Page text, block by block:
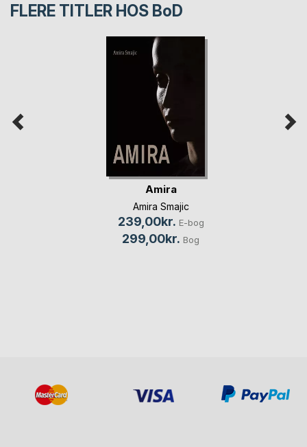
FLERE TITLER HOS BoD
Amira
Amira Smajic
239,00kr. E-bog
299,00kr. Bog